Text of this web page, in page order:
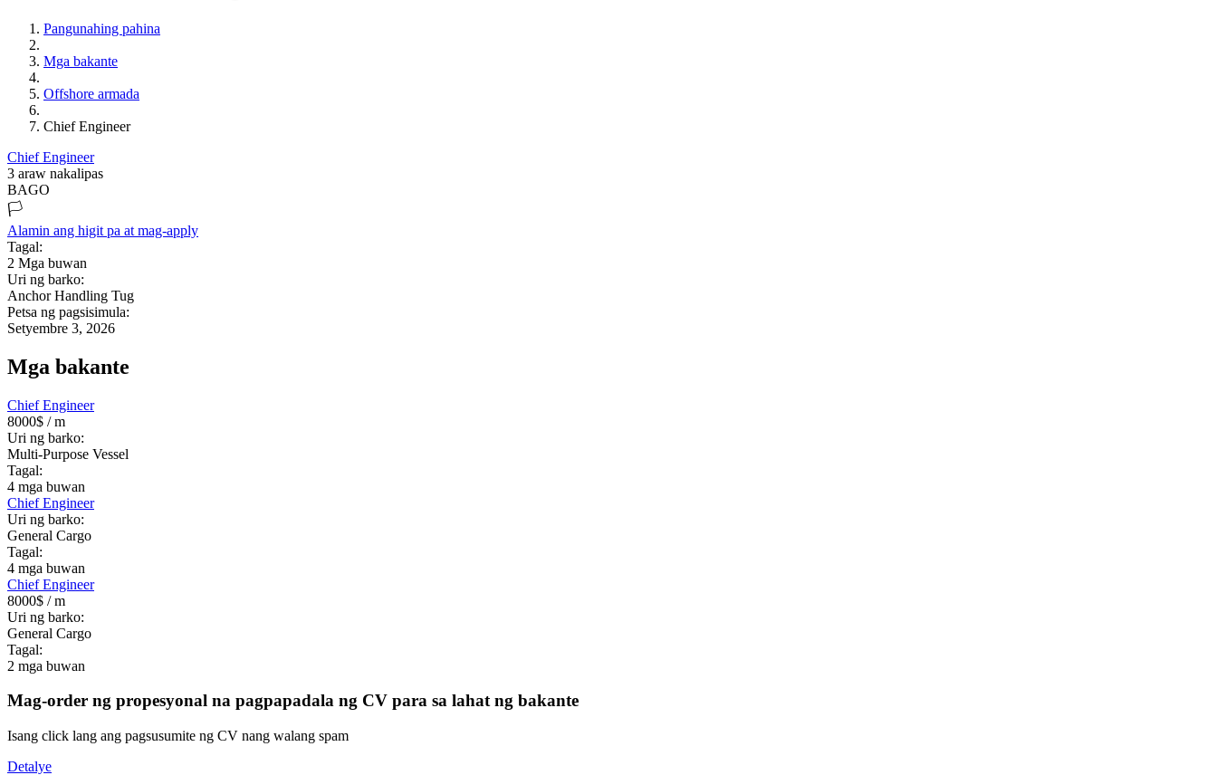
Pangunahing pahina
Mga bakante
Offshore armada
Chief Engineer
Chief Engineer
3 araw nakalipas
BAGO
🏳️
Alamin ang higit pa at mag-apply
Tagal:
2 Mga buwan
Uri ng barko:
Anchor Handling Tug
Petsa ng pagsisimula:
Setyembre 3, 2026
Mga bakante
Chief Engineer
8000$ / m
Uri ng barko:
Multi-Purpose Vessel
Tagal:
4 mga buwan
Chief Engineer
Uri ng barko:
General Cargo
Tagal:
4 mga buwan
Chief Engineer
8000$ / m
Uri ng barko:
General Cargo
Tagal:
2 mga buwan
Mag-order ng propesyonal na pagpapadala ng CV para sa lahat ng bakante
Isang click lang ang pagsusumite ng CV nang walang spam
Detalye